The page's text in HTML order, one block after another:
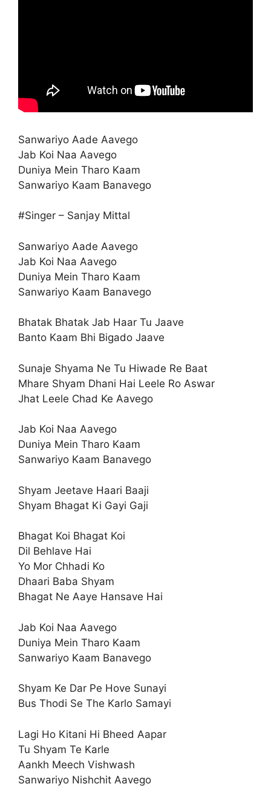
Sanwariyo Aade Aavego
Jab Koi Naa Aavego
Duniya Mein Tharo Kaam
Sanwariyo Kaam Banavego
#Singer – Sanjay Mittal
Sanwariyo Aade Aavego
Jab Koi Naa Aavego
Duniya Mein Tharo Kaam
Sanwariyo Kaam Banavego
Bhatak Bhatak Jab Haar Tu Jaave
Banto Kaam Bhi Bigado Jaave
Sunaje Shyama Ne Tu Hiwade Re Baat
Mhare Shyam Dhani Hai Leele Ro Aswar
Jhat Leele Chad Ke Aavego
Jab Koi Naa Aavego
Duniya Mein Tharo Kaam
Sanwariyo Kaam Banavego
Shyam Jeetave Haari Baaji
Shyam Bhagat Ki Gayi Gaji
Bhagat Koi Bhagat Koi
Dil Behlave Hai
Yo Mor Chhadi Ko
Dhaari Baba Shyam
Bhagat Ne Aaye Hansave Hai
Jab Koi Naa Aavego
Duniya Mein Tharo Kaam
Sanwariyo Kaam Banavego
Shyam Ke Dar Pe Hove Sunayi
Bus Thodi Se The Karlo Samayi
Lagi Ho Kitani Hi Bheed Aapar
Tu Shyam Te Karle
Aankh Meech Vishwash
Sanwariyo Nishchit Aavego